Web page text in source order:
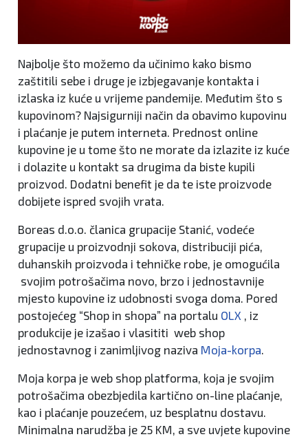
Najbolje što možemo da učinimo kako bismo
zaštitili sebe i druge je izbjegavanje kontakta i
izlaska iz kuće u vrijeme pandemije. Međutim što s
kupovinom? Najsigurniji način da obavimo kupovinu
i plaćanje je putem interneta. Prednost online
kupovine je u tome što ne morate da izlazite iz kuće
i dolazite u kontakt sa drugima da biste kupili
proizvod. Dodatni benefit je da te iste proizvode
dobijete ispred svojih vrata.
Boreas d.o.o. članica grupacije Stanić, vodeće
grupacije u proizvodnji sokova, distribuciji pića,
duhanskih proizvoda i tehničke robe, je omogućila
svojim potrošačima novo, brzo i jednostavnije
mjesto kupovine iz udobnosti svoga doma. Pored
postojećeg “Shop in shopa” na portalu OLX , iz
produkcije je izašao i vlasititi web shop
jednostavnog i zanimljivog naziva Moja-korpa.
Moja korpa je web shop platforma, koja je svojim
potrošačima obezbjedila kartično on-line plaćanje,
kao i plaćanje pouzećem, uz besplatnu dostavu.
Minimalna narudžba je 25 KM, a sve uvjete kupovine